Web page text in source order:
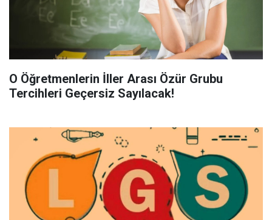
O Öğretmenlerin İller Arası Özür Grubu
Tercihleri Geçersiz Sayılacak!